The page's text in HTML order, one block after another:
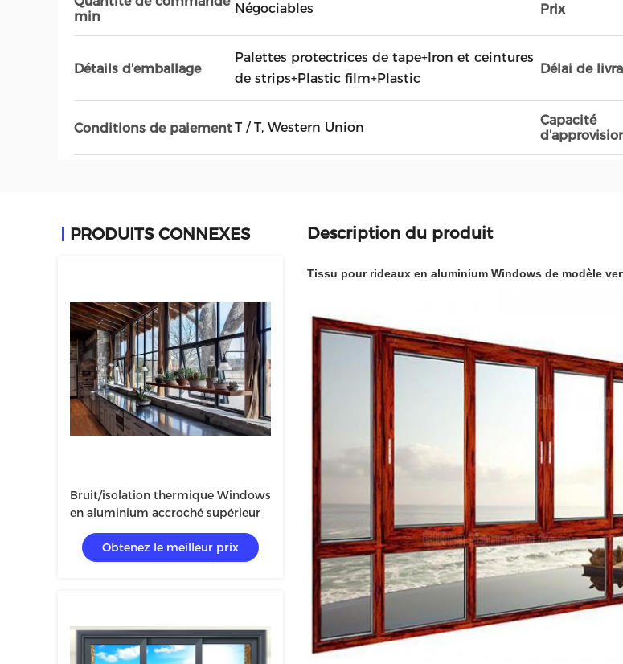
min
Négociables Prix
Détails d'emballage
Palettes protectrices de tape+Iron et ceintures
de strips+Plastic film+Plastic
Délai de
Conditions de paiementT / T, Western Union
Capacité
PRODUITS CONNEXES
Bruit/isolation thermique Windows
en aluminium accroché supérieur
Obtenez le meilleur prix
Description du produit
Tissu pour rideaux en aluminium Windows de modèle